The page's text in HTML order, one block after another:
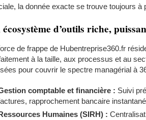
la donnée exacte se trouve toujours à
d’outils riche,
de frappe de Hubentreprise360.fr
à la taille, aux processus et au
pour couvrir le spectre managérial à
comptable et financière : Suivi
rapprochement bancaire
Humaines (SIRH) :